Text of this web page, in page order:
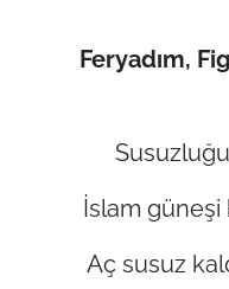
Feryadım,
İslam güneşi
Aç susuz